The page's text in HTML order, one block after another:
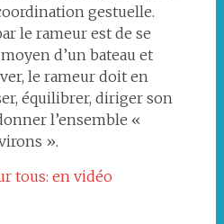
gestuelle.
le rameur est de se
d’un bateau et
le rameur doit en
équilibrer, diriger son
l’ensemble «
».
tous: en vidéo